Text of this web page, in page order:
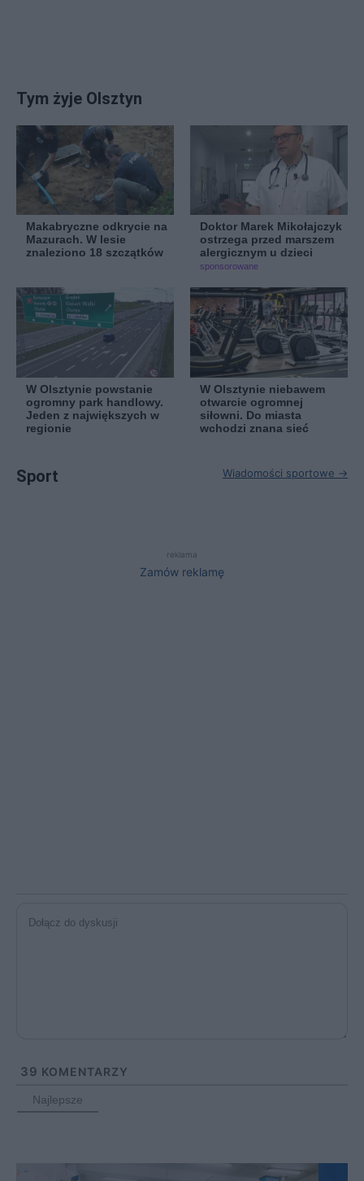
Tym żyje Olsztyn
Makabryczne odkrycie na
Mazurach. W lesie
znaleziono 18 szczątków
Doktor Marek Mikołajczyk
ostrzega przed marszem
alergicznym u dzieci
sponsorowane
W Olsztynie powstanie
ogromny park handlowy.
Jeden z największych w
regionie
W Olsztynie niebawem
otwarcie ogromnej
siłowni. Do miasta
wchodzi znana sieć
Sport Wiadomości sportowe →
reklama
Zamów reklamę
39 KOMENTARZY
Najlepsze